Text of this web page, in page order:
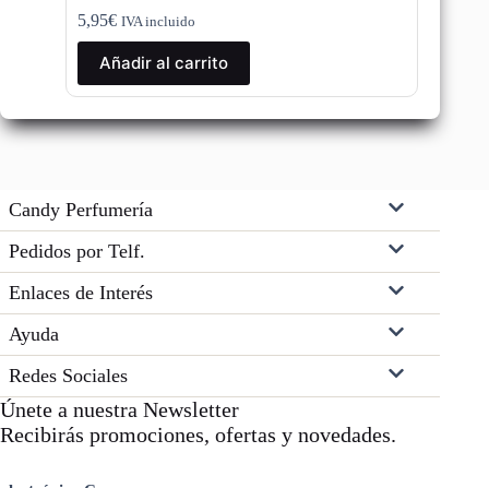
5,95€ IVA incluido
Añadir al carrito
Candy Perfumería
Pedidos por Telf.
Enlaces de Interés
Ayuda
Redes Sociales
Únete a nuestra Newsletter
Recibirás promociones, ofertas y novedades.